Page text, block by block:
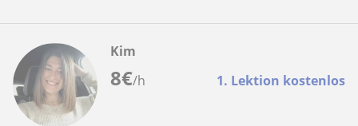
8€/h 1. Lektion kostenlos
Kim